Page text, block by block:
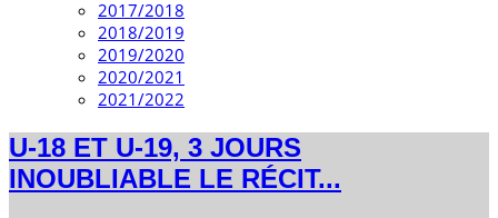
2017/2018
2018/2019
2019/2020
2020/2021
2021/2022
U-18 ET U-19, 3 JOURS
INOUBLIABLE LE RÉCIT...